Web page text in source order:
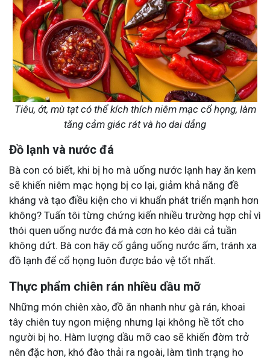
Tiêu, ớt, mù tạt có thể kích thích niêm mạc cổ họng, làm
tăng cảm giác rát và ho dai dẳng
Đồ lạnh và nước đá
Bà con có biết, khi bị ho mà uống nước lạnh hay ăn kem
sẽ khiến niêm mạc họng bị co lại, giảm khả năng đề
kháng và tạo điều kiện cho vi khuẩn phát triển mạnh hơn
không? Tuấn tôi từng chứng kiến nhiều trường hợp chỉ vì
thói quen uống nước đá mà cơn ho kéo dài cả tuần
không dứt. Bà con hãy cố gắng uống nước ấm, tránh xa
đồ lạnh để cổ họng luôn được bảo vệ tốt nhất.
Thực phẩm chiên rán nhiều dầu mỡ
Những món chiên xào, đồ ăn nhanh như gà rán, khoai
tây chiên tuy ngon miệng nhưng lại không hề tốt cho
người bị ho. Hàm lượng dầu mỡ cao sẽ khiến đờm trở
nên đặc hơn, khó đào thải ra ngoài, làm tình trạng ho